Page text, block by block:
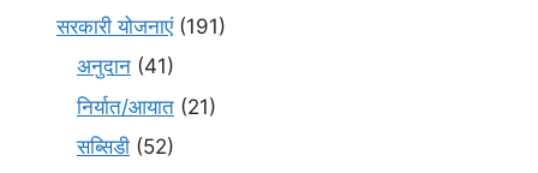
सरकारी योजनाएं(191)
अनुदान (41)
निर्यात/आयात (21)
सब्सिडी (52)